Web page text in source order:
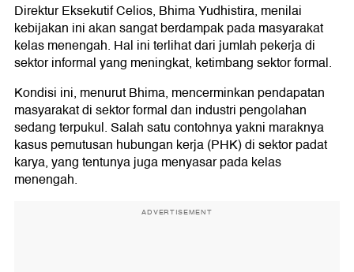
Direktur Eksekutif Celios, Bhima Yudhistira, menilai
kebijakan ini akan sangat berdampak pada masyarakat
kelas menengah. Hal ini terlihat dari jumlah pekerja di
sektor informal yang meningkat, ketimbang sektor formal.
Kondisi ini, menurut Bhima, mencerminkan pendapatan
masyarakat di sektor formal dan industri pengolahan
sedang terpukul. Salah satu contohnya yakni maraknya
kasus pemutusan hubungan kerja (PHK) di sektor padat
karya, yang tentunya juga menyasar pada kelas
menengah.
ADVERTISEMENT